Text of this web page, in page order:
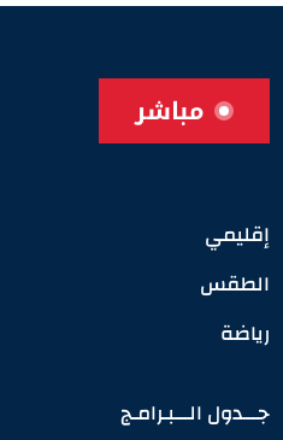
مباشر
إقليمي
الطقس
رياضة
جـــدول الـــبـرامـج